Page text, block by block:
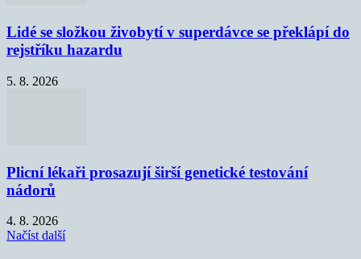
Lidé se složkou živobytí v superdávce se překlápí do
rejstříku hazardu
5. 8. 2026
Plicní lékaři prosazují širší genetické testování
nádorů
4. 8. 2026
Načíst další